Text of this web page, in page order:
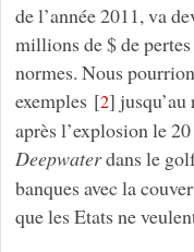
de l’année 2011, va
millions de $ de
normes. Nous
exemples [2]
après l’explosion le
Deepwaterdans le
banques avec la
que les Etats ne